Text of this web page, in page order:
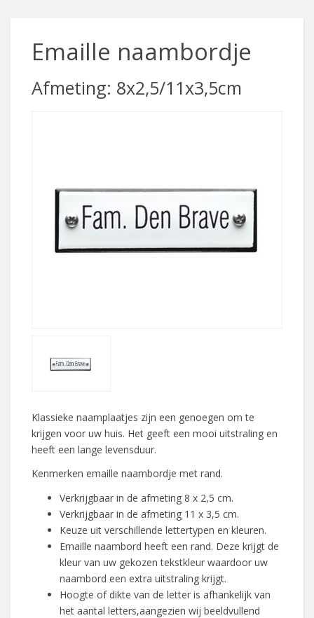
Emaille naambordje
Afmeting: 8x2,5/11x3,5cm
Klassieke naamplaatjes zijn een genoegen om te
krijgen voor uw huis. Het geeft een mooi uitstraling en
heeft een lange levensduur.
Kenmerken emaille naambordje met rand.
Verkrijgbaar in de afmeting 8 x 2,5 cm.
Verkrijgbaar in de afmeting 11 x 3,5 cm.
Keuze uit verschillende lettertypen en kleuren.
Emaille naambord heeft een rand. Deze krijgt de
kleur van uw gekozen tekstkleur waardoor uw
naambord een extra uitstraling krijgt.
Hoogte of dikte van de letter is afhankelijk van
het aantal letters,aangezien wij beeldvullend